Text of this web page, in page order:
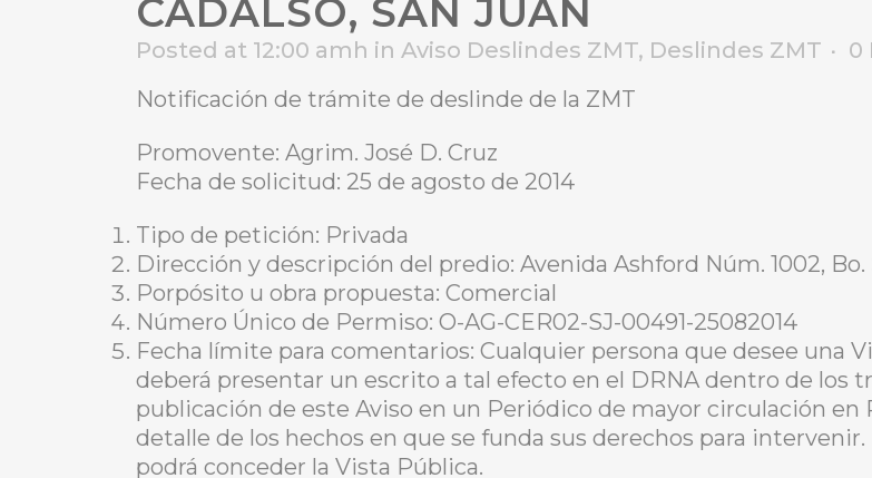
CADALSO, SAN JUAN
Posted at 12:00 amh in Aviso Deslindes ZMT, Deslindes ZMT 0
Notificación de trámite de deslinde de la ZMT
Promovente: Agrim. José D. Cruz
Fecha de solicitud: 25 de agosto de 2014
Tipo de petición: Privada
Dirección y descripción del predio: Avenida Ashford Núm. 1002,
Porpósito u obra propuesta: Comercial
Número Único de Permiso: O-AG-CER02-SJ-00491-25082014
Fecha límite para comentarios: Cualquier persona que desee una
deberá presentar un escrito a tal efecto en el DRNA dentro de los
publicación de este Aviso en un Periódico de mayor circulación en
detalle de los hechos en que se funda sus derechos para
podrá conceder la Vista Pública.